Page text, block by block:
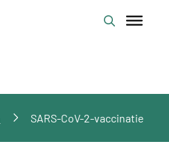
SARS-CoV-2-vaccinatie